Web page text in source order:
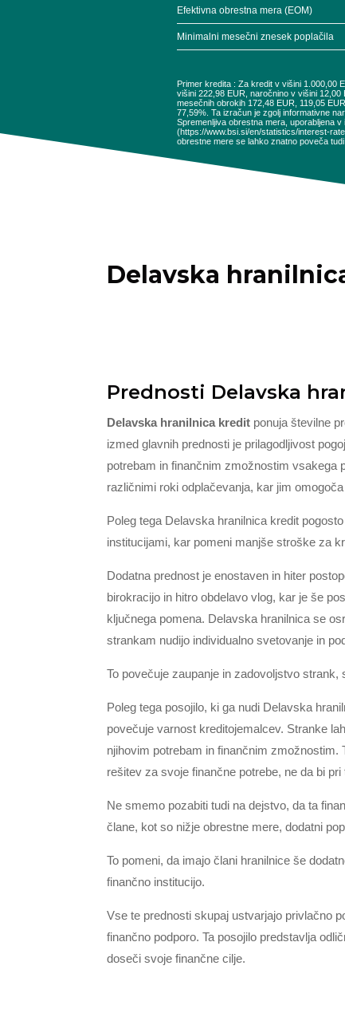
Efektivna obrestna mera (EOM)
Minimalni mesečni znesek poplačila
Primer kredita : Za kredit v višini 1.000,00
višini 222,98 EUR, naročnino v višini
mesečnih obrokih 172,48 EUR, 119,05
77,59%. Ta izračun je zgolj informativne
Spremenljiva obrestna mera, uporabljena
(https://www.bsi.si/en/statistics/interest-
obrestne mere se lahko znatno poveča
Delavska
Prednosti Delavska
Delavska hranilnica kredit ponuja številne
izmed glavnih prednosti je prilagodljivost
potrebam in finančnim zmožnostim vsakega
različnimi roki odplačevanja, kar jim
Poleg tega Delavska hranilnica kredit
institucijami, kar pomeni manjše stroške za
Dodatna prednost je enostaven in hiter
birokracijo in hitro obdelavo vlog, kar je še
ključnega pomena. Delavska hranilnica se
strankam nudijo individualno svetovanje in
To povečuje zaupanje in zadovoljstvo strank,
Poleg tega posojilo, ki ga nudi Delavska
povečuje varnost kreditojemalcev. Stranke
njihovim potrebam in finančnim zmožnostim.
rešitev za svoje finančne potrebe, ne da bi
Ne smemo pozabiti tudi na dejstvo, da ta
člane, kot so nižje obrestne mere, dodatni
To pomeni, da imajo člani hranilnice še
finančno institucijo.
Vse te prednosti skupaj ustvarjajo privlačno
finančno podporo. Ta posojilo predstavlja
doseči svoje finančne cilje.